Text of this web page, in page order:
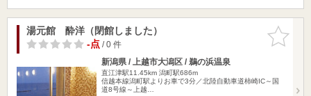
お気に入
りに追加
湯元館 酔洋（閉館しました）
-点/ 0 件
新潟県 / 上越市大潟区 / 鵜の浜温泉
直江津駅11.45km 潟町駅686m
信越本線潟町駅よりお車で3分／北陸自動車道柿崎IC～国
道8号線～上越…